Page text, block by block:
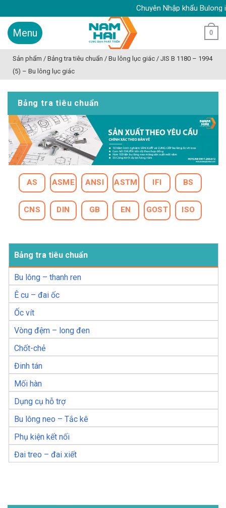
to
content
Chuyên Nhập khẩu Bulong
0
Sản phẩm / Bảng tra tiêu chuẩn / Bu lông lục giác / JIS B 1180 – 1994
(5) – Bu lông lục giác
Bảng tra tiêu chuẩn
AS ASME ANSI ASTM IFI BS
CNS DIN GB EN GOST ISO
Bảng tra tiêu chuẩn
Bu lông – thanh ren
Ê cu – đai ốc
Ốc vít
Vòng đệm – long đen
Chốt-chẻ
Đinh tán
Mối hàn
Dụng cụ hỗ trợ
Bu lông neo – Tắc kê
Phụ kiện kết nối
Đai treo – đai xiết